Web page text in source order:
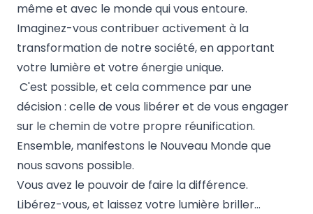
même et avec le monde qui vous entoure.
Imaginez-vous contribuer activement à la
transformation de notre société, en apportant
votre lumière et votre énergie unique.
C'est possible, et cela commence par une
décision : celle de vous libérer et de vous engager
sur le chemin de votre propre réunification.
Ensemble, manifestons le Nouveau Monde que
nous savons possible.
Vous avez le pouvoir de faire la différence.
Libérez-vous, et laissez votre lumière briller…